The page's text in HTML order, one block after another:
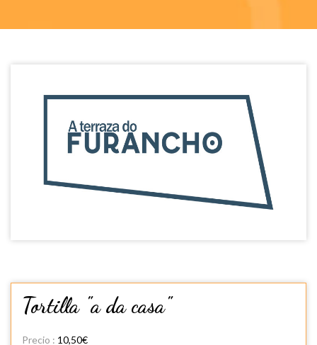
Tortilla "a da casa"
Precio : 10,50€